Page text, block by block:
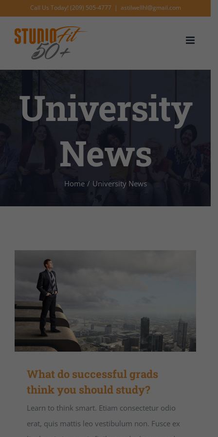
content
Call Us Today! (209) 505-4777 | astilwellhl@gmail.com
University
News
Home / University News
What do successful grads
think you should study?
Learn to think smart. Etiam consectetur odio
erat, quis mattis leo vestibulum non. Fusce ex